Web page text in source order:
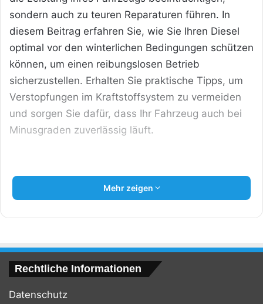
sondern auch zu teuren Reparaturen führen. In
diesem Beitrag erfahren Sie, wie Sie Ihren Diesel
optimal vor den winterlichen Bedingungen schützen
können, um einen reibungslosen Betrieb
sicherzustellen. Erhalten Sie praktische Tipps, um
Verstopfungen im Kraftstoffsystem zu vermeiden
und sorgen Sie dafür, dass Ihr Fahrzeug auch bei
Minusgraden zuverlässig läuft.
Kälte-Schutz für Diesel – Tipps für kalte
Mehr zeigen
Rechtliche Informationen
Datenschutz